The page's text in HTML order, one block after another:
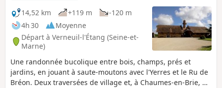
14,52 km
+119 m
-120 m
4h 30
Moyenne
Départ à Verneuil-l'Étang (Seine-et-
Marne)
Une randonnée bucolique entre bois, champs, prés et
jardins, en jouant à saute-moutons avec l'Yerres et le Ru de
Bréon. Deux traversées de village et, à Chaumes-en-Brie, un